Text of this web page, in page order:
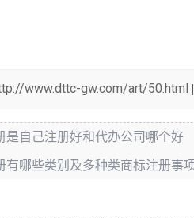
www.dttc-gw.com/art/50.html |
是自己注册好和代办公司哪个好
有哪些类别及多种类商标注册事